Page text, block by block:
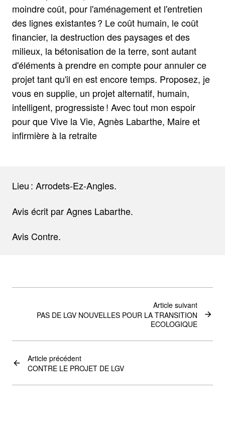
moindre coût, pour l'aménagement et l'entretien
des lignes existantes ? Le coût humain, le coût
financier, la destruction des paysages et des
milieux, la bétonisation de la terre, sont autant
d'éléments à prendre en compte pour annuler ce
projet tant qu'il en est encore temps. Proposez, je
vous en supplie, un projet alternatif, humain,
intelligent, progressiste ! Avec tout mon espoir
pour que Vive la Vie, Agnès Labarthe, Maire et
infirmière à la retraite
Lieu : Arrodets-Ez-Angles.
Avis écrit par Agnes Labarthe.
Avis Contre.
Article précédent
CONTRE LE PROJET DE LGV
Article suivant
PAS DE LGV NOUVELLES POUR LA TRANSITION
ECOLOGIQUE